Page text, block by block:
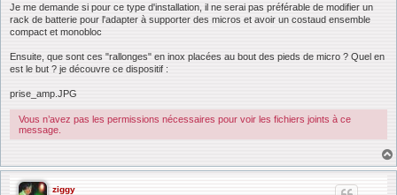
Je me demande si pour ce type d'installation, il ne serai pas préférable de modifier un
rack de batterie pour l'adapter à supporter des micros et avoir un costaud ensemble
compact et monobloc
Ensuite, que sont ces "rallonges" en inox placées au bout des pieds de micro ? Quel en
est le but ? je découvre ce dispositif :
prise_amp.JPG
Vous n’avez pas les permissions nécessaires pour voir les fichiers joints à ce
message.
ziggy